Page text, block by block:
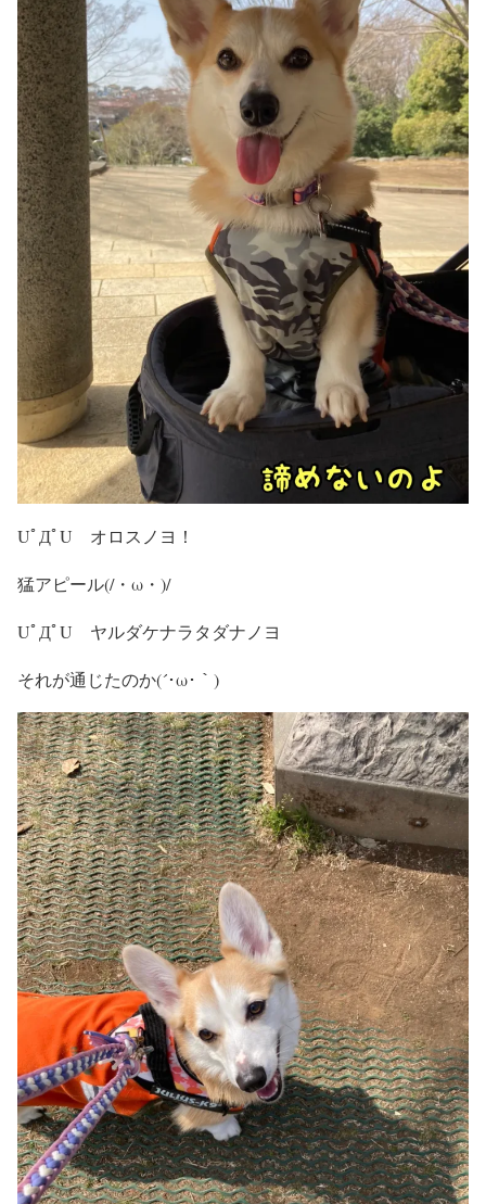
UﾟДﾟU オロスノヨ！
猛アピール(/・ω・)/
UﾟДﾟU ヤルダケナラタダナノヨ
それが通じたのか(´･ω･｀)